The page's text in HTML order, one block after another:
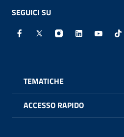
SEGUICI SU
Facebook - Sito esterno -
X - Sito esterno -
Instagram - Sito
Linkedin -
TEMATICHE
ACCESSO RAPIDO